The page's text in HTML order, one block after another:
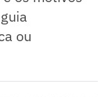
ou